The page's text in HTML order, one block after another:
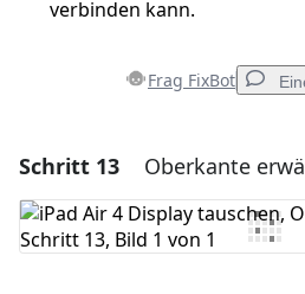
verbinden kann.
Frag FixBot
Einen Kommentar
Kommentar hinzufügen
Schritt 13 Oberkante